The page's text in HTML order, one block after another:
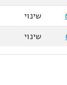
שינוי
שינוי